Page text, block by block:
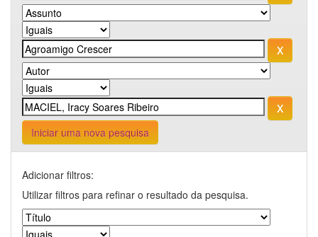
Iniciar uma nova pesquisa
Adicionar filtros:
Utilizar filtros para refinar o resultado da pesquisa.